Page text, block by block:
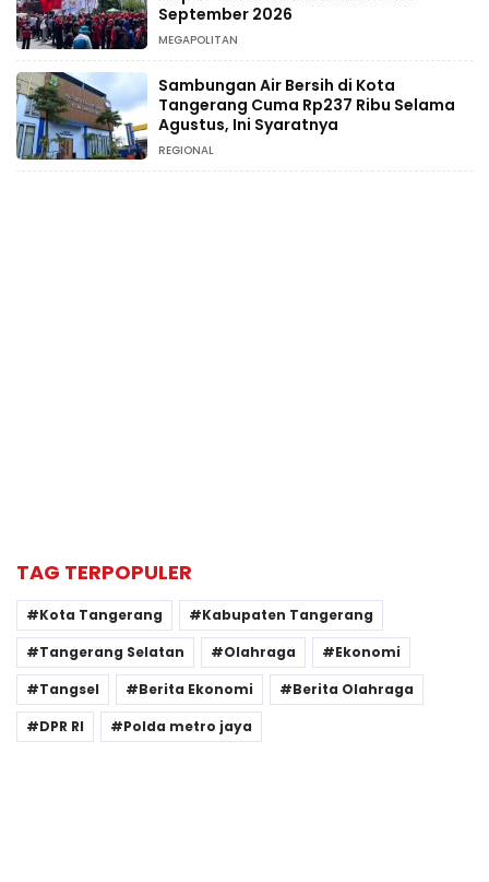
September 2026
MEGAPOLITAN
Sambungan Air Bersih di Kota
Tangerang Cuma Rp237 Ribu Selama
Agustus, Ini Syaratnya
REGIONAL
TAG TERPOPULER
Kota Tangerang
Kabupaten Tangerang
Tangerang Selatan
Olahraga
Ekonomi
Tangsel
Berita Ekonomi
Berita Olahraga
DPR RI
Polda metro jaya